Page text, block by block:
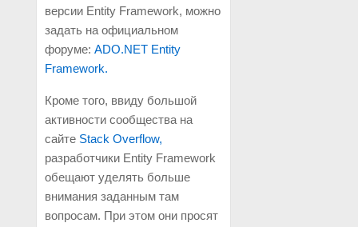
версии Entity Framework, можно
задать на официальном
форуме: ADO.NET Entity
Framework.
Кроме того, ввиду большой
активности сообщества на
сайте Stack Overflow,
разработчики Entity Framework
обещают уделять больше
внимания заданным там
вопросам. При этом они просят